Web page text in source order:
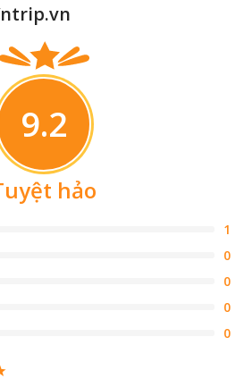
9.2
hảo
1
0
0
0
0